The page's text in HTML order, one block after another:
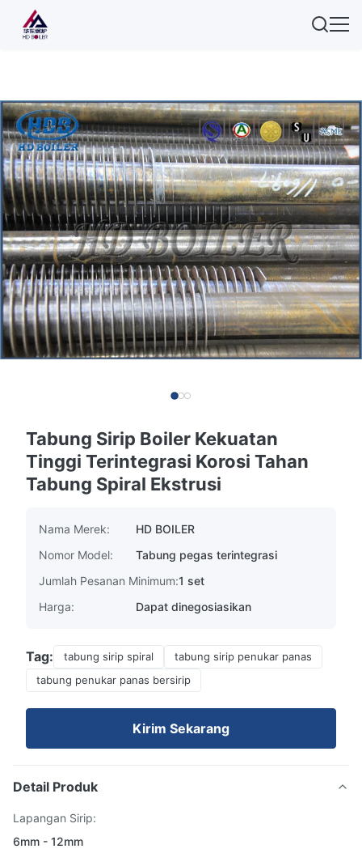
Tabung Sirip Boiler Kekuatan
Tinggi Terintegrasi Korosi Tahan
Tabung Spiral Ekstrusi
Nama Merek:
HD BOILER
Nomor Model:
Tabung pegas terintegrasi
Jumlah Pesanan Minimum:1 set
Harga:
Dapat dinegosiasikan
Tag: tabung sirip spiral
tabung sirip penukar panas
tabung penukar panas bersirip
Kirim Sekarang
Detail Produk
Lapangan Sirip:
6mm - 12mm